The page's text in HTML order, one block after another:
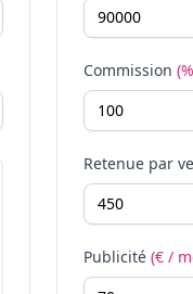
Commission
Retenue par
Publicité (€ /